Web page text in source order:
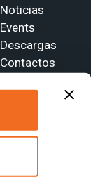
Noticias
Events
Descargas
Contactos